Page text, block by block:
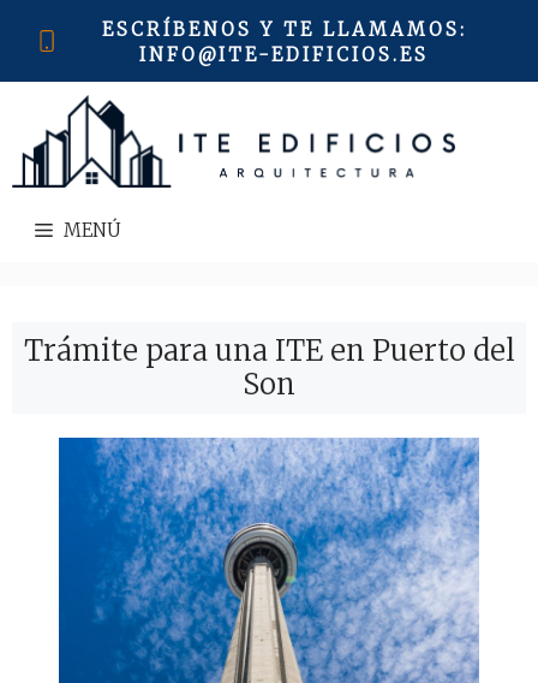
ESCRÍBENOS Y TE LLAMAMOS:
INFO@ITE-EDIFICIOS.ES
MENÚ
Trámite para una ITE en Puerto del
Son